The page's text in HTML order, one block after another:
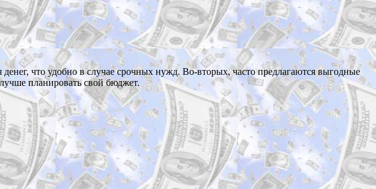
что удобно в случае срочных нужд. Во-вторых, часто предлагаются выгодные
планировать свой бюджет.